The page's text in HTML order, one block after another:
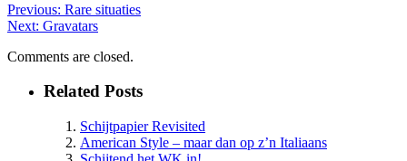
Previous: Rare situaties
Next: Gravatars
Comments are closed.
Related Posts
Schijtpapier Revisited
American Style – maar dan op z’n Italiaans